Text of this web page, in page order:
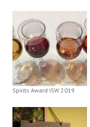
Spirits Award ISW 2019